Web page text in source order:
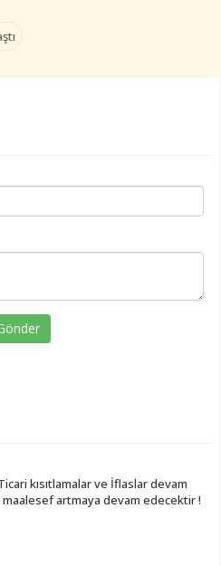
kısıtlamalar ve İflaslar devam
artmaya devam edecektir !